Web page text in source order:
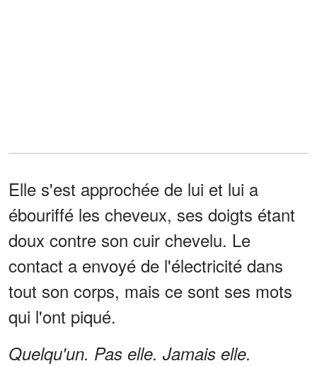
Elle s'est approchée de lui et lui a
ébouriffé les cheveux, ses doigts étant
doux contre son cuir chevelu. Le
contact a envoyé de l'électricité dans
tout son corps, mais ce sont ses mots
qui l'ont piqué.
Quelqu'un. Pas elle. Jamais elle.